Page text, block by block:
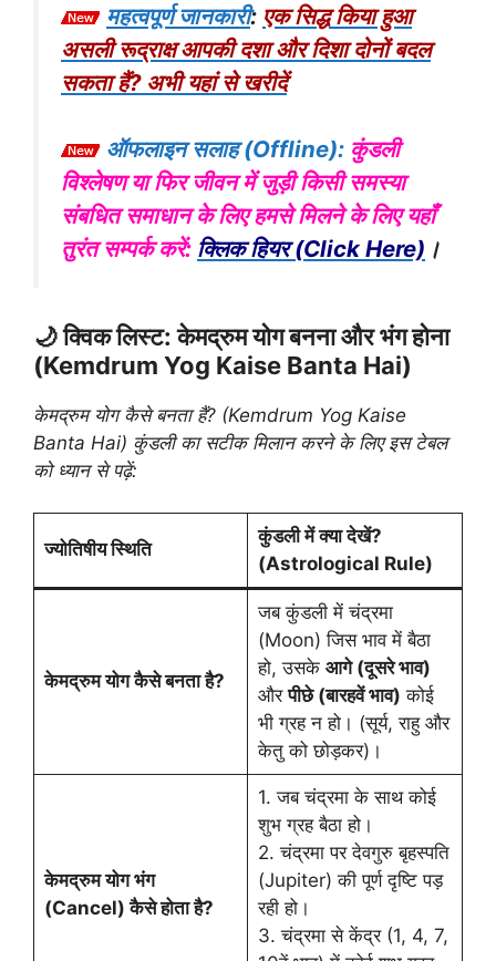
महत्वपूर्ण जानकारी: एक सिद्ध किया हुआ
असली रूद्राक्ष आपकी दशा और दिशा दोनों बदल
सकता हैं? अभी यहां से खरीदें
ऑफलाइन सलाह (Offline): कुंडली
विश्लेषण या फिर जीवन में जुड़ी किसी समस्या
संबधित समाधान के लिए हमसे मिलने के लिए यहाँ
तुरंत सम्पर्क करें: क्लिक हियर (Click Here) ।
🌙 क्विक लिस्ट: केमद्रुम योग बनना और भंग होना
(Kemdrum Yog Kaise Banta Hai)
केमद्रुम योग कैसे बनता हैं? (Kemdrum Yog Kaise
Banta Hai) कुंडली का सटीक मिलान करने के लिए इस टेबल
को ध्यान से पढ़ें:
ज्योतिषीय स्थिति
कुंडली में क्या देखें?
(Astrological Rule)
केमद्रुम योग कैसे बनता है?
जब कुंडली में चंद्रमा
(Moon) जिस भाव में बैठा
हो, उसके आगे (दूसरे भाव)
औरपीछे (बारहवें भाव) कोई
भी ग्रह न हो। (सूर्य, राहु और
केतु को छोड़कर)।
केमद्रुम योग भंग
(Cancel) कैसे होता है?
1. जब चंद्रमा के साथ कोई
शुभ ग्रह बैठा हो।
2. चंद्रमा पर देवगुरु बृहस्पति
(Jupiter) की पूर्ण दृष्टि पड़
रही हो।
3. चंद्रमा से केंद्र (1, 4, 7,